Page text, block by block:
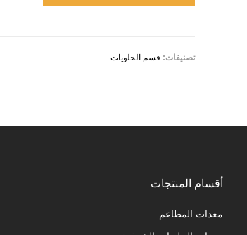
تصنيفات: قسم الحلويات
أقسام المنتجات
معدات المطاعم